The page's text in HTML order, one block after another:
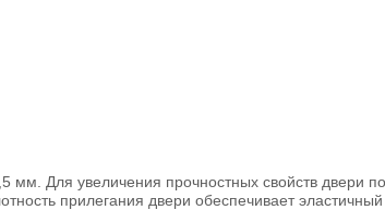
мм. Для увеличения прочностных свойств двери
прилегания двери обеспечивает эластичный